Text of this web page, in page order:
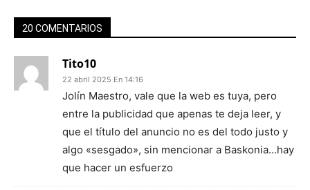
20 COMENTARIOS
Tito10
22 abril 2025 En 14:16
Jolín Maestro, vale que la web es tuya, pero
entre la publicidad que apenas te deja leer, y
que el título del anuncio no es del todo justo y
algo «sesgado», sin mencionar a Baskonia…hay
que hacer un esfuerzo